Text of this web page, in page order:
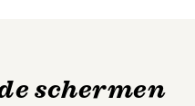
schermen